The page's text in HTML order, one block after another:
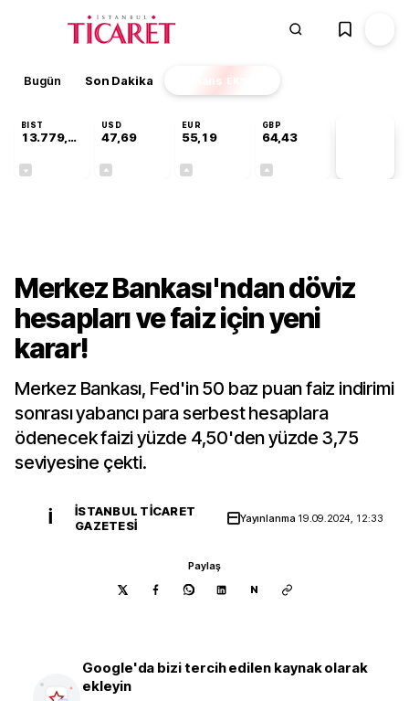
Bugün Son Dakika Finans EKSTRA
BIST
13.779,39
USD
47,69
EUR
55,19
GBP
64,43
Merkez Bankası'ndan döviz
hesapları ve faiz için yeni
karar!
Merkez Bankası, Fed'in 50 baz puan faiz indirimi
sonrası yabancı para serbest hesaplara
ödenecek faizi yüzde 4,50'den yüzde 3,75
seviyesine çekti.
İ
İSTANBUL TICARET
GAZETESI
Yayınlanma 19.09.2024, 12:33
Paylaş
N
Google'da bizi tercih edilen kaynak olarak
ekleyin